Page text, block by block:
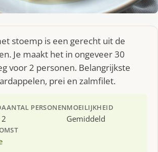
stoemp is een gerecht uit de
Je maakt het in ongeveer 30
voor 2 personen. Belangrijkste
prei en zalmfilet.
AANTAL PERSONEN
2
MOEILIJKHEID
Gemiddeld